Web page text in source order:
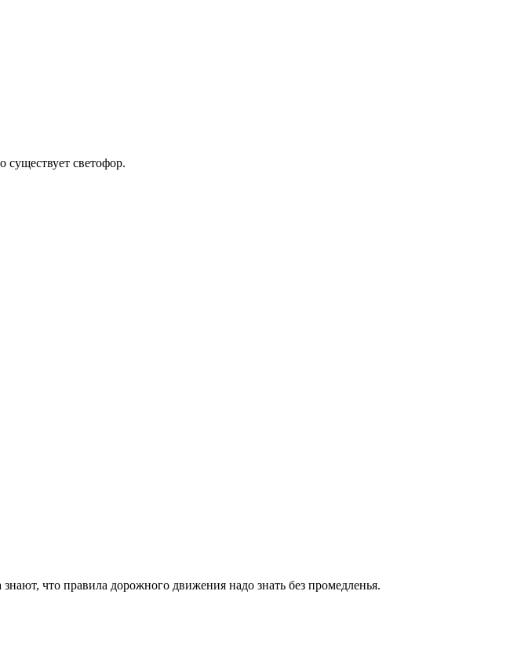
существует светофор.
что правила дорожного движения надо знать без промедленья.